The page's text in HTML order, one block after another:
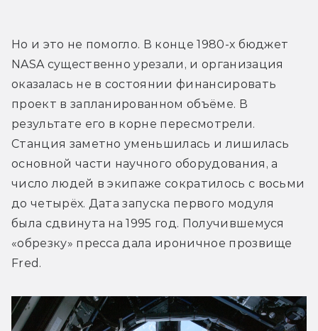
Но и это не помогло. В конце 1980-х бюджет
NASA существенно урезали, и организация
оказалась не в состоянии финансировать
проект в запланированном объёме. В
результате его в корне пересмотрели.
Станция заметно уменьшилась и лишилась
основной части научного оборудования, а
число людей в экипаже сократилось с восьми
до четырёх. Дата запуска первого модуля
была сдвинута на 1995 год. Получившемуся
«обрезку» пресса дала ироничное прозвище
Fred.